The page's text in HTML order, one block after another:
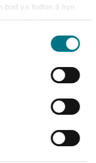
yn fodlon â hyn.
eich dewis.
cyn i chi ddewis.
economaidd
hyn.
Naturiol
naturiol ar yr un